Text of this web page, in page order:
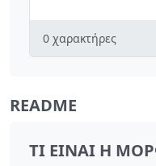
0 χαρακτήρες
README
ΤΙ ΕΊΝΑΙ Η